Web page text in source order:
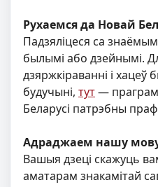
Рухаемся да Новай
Падзяліцеся са
былымі або дзейнымі.
дзяржкіраванні і
будучыні, тут—
Беларусі патрэбны
Адраджаем нашу
Вашыя дзеці скажуць
аматарам знакамітай